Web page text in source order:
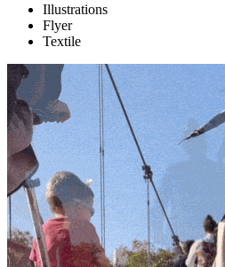
Illustrations
Flyer
Textile